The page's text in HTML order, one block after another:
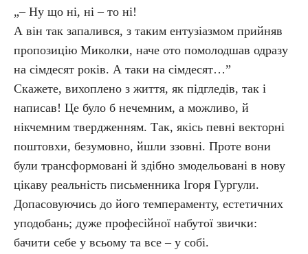
„– Ну що ні, ні – то ні!
А він так запалився, з таким ентузіазмом прийняв
пропозицію Миколки, наче ото помолодшав одразу
на сімдесят років. А таки на сімдесят…”
Скажете, вихоплено з життя, як підгледів, так і
написав! Це було б нечемним, а можливо, й
нікчемним твердженням. Так, якісь певні векторні
поштовхи, безумовно, йшли ззовні. Проте вони
були трансформовані й здібно змодельовані в нову
цікаву реальність письменника Ігоря Гургули.
Допасовуючись до його темпераменту, естетичних
уподобань; дуже професійної набутої звички:
бачити себе у всьому та все – у собі.